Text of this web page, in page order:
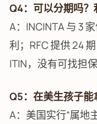
Q4：可以分期吗？
A：INCINTA 与 3
利；RFC 提供 24
ITIN，没有可找担
Q5：在美生孩子能
A：美国实行“属地